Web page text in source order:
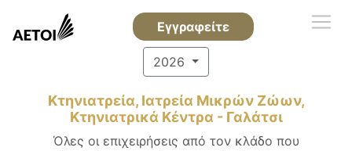
Εγγραφείτε
2026
Κτηνιατρεία, Ιατρεία Μικρών Ζώων,
Κτηνιατρικά Κέντρα - Γαλάτσι
Όλες οι επιχειρήσεις από τον κλάδο που